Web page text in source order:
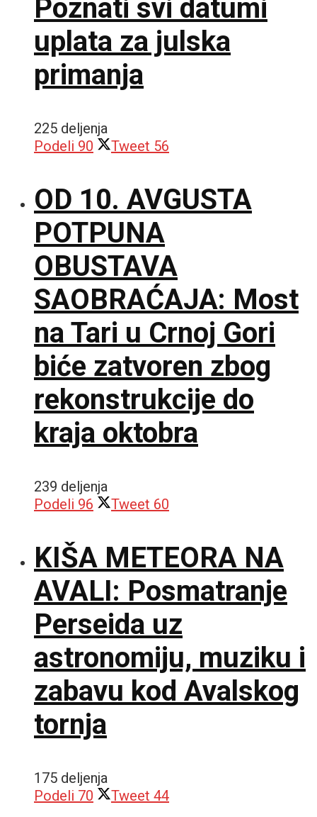
Poznati svi datumi
uplata za julska
primanja
225 deljenja
Podeli 90 Tweet 56
OD 10. AVGUSTA
POTPUNA
OBUSTAVA
SAOBRAĆAJA: Most
na Tari u Crnoj Gori
biće zatvoren zbog
rekonstrukcije do
kraja oktobra
239 deljenja
Podeli 96 Tweet 60
KIŠA METEORA NA
AVALI: Posmatranje
Perseida uz
astronomiju, muziku i
zabavu kod Avalskog
tornja
175 deljenja
Podeli 70 Tweet 44